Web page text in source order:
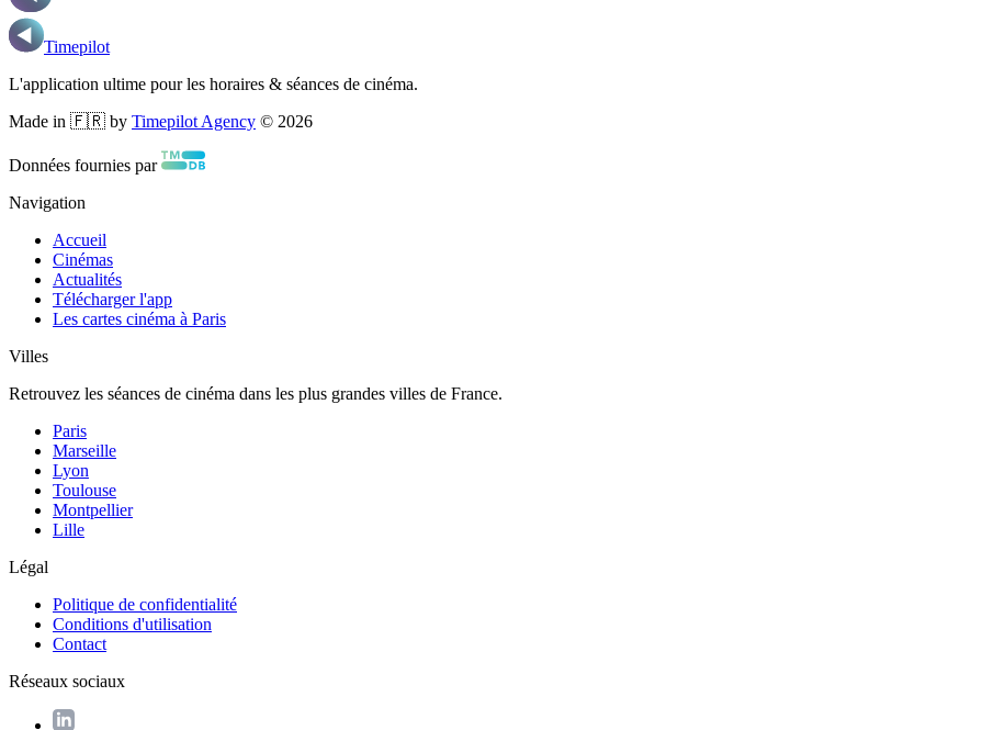
Timepilot
L'application ultime pour les horaires & séances de cinéma.
Made in 🇫🇷 by Timepilot Agency © 2026
Données fournies par
Navigation
Accueil
Cinémas
Actualités
Télécharger l'app
Les cartes cinéma à Paris
Villes
Retrouvez les séances de cinéma dans les plus grandes villes de France.
Paris
Marseille
Lyon
Toulouse
Montpellier
Lille
Légal
Politique de confidentialité
Conditions d'utilisation
Contact
Réseaux sociaux